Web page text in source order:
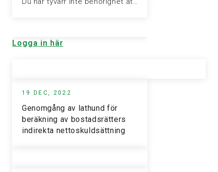
Logga in här
19 DEC, 2022
Genomgång av lathund för
beräkning av bostadsrätters
indirekta nettoskuldsättning